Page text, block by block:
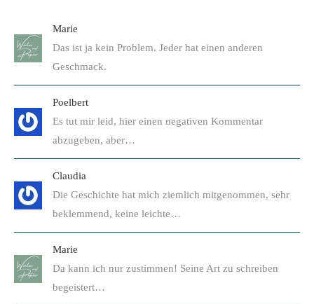
Marie
Das ist ja kein Problem. Jeder hat einen anderen
Geschmack.
Poelbert
Es tut mir leid, hier einen negativen Kommentar
abzugeben, aber…
Claudia
Die Geschichte hat mich ziemlich mitgenommen, sehr
beklemmend, keine leichte…
Marie
Da kann ich nur zustimmen! Seine Art zu schreiben
begeistert…